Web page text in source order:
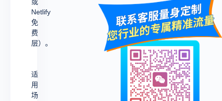
Netlify
免
费
层）。
适
用
场